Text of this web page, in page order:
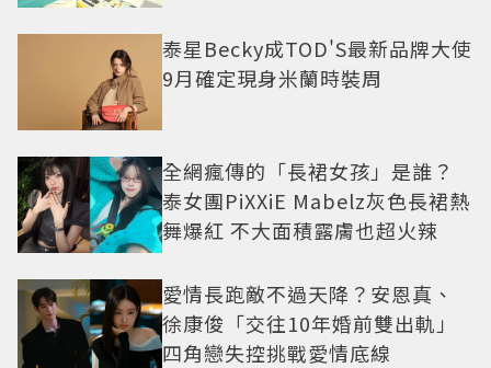
泰星Becky成TOD'S最新品牌大使
9月確定現身米蘭時裝周
全網瘋傳的「長裙女孩」是誰？
泰女團PiXXiE Mabelz灰色長裙熱
舞爆紅 不大面積露膚也超火辣
愛情長跑敵不過天降？安恩真、
徐康俊「交往10年婚前雙出軌」
四角戀失控挑戰愛情底線